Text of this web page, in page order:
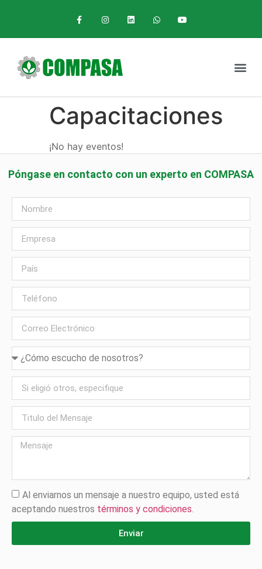
Capacitaciones
¡No hay eventos!
Póngase en contacto con un experto en COMPASA
Al enviarnos un mensaje a nuestro equipo, usted está
aceptando nuestros términos y condiciones
Enviar